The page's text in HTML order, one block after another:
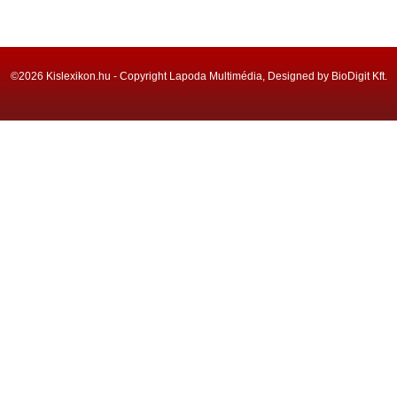
©2026 Kislexikon.hu - Copyright Lapoda Multimédia, Designed by BioDigit Kft.